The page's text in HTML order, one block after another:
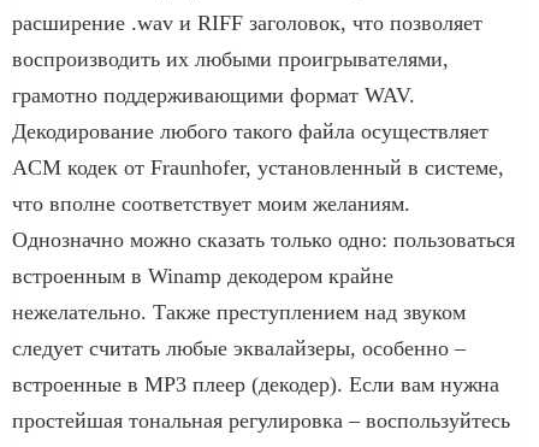
расширение .wav и RIFF заголовок, что позволяет
воспроизводить их любыми проигрывателями,
грамотно поддерживающими формат WAV.
Декодирование любого такого файла осуществляет
ACM кодек от Fraunhofer, установленный в системе,
что вполне соответствует моим желаниям.
Однозначно можно сказать только одно: пользоваться
встроенным в Winamp декодером крайне
нежелательно. Также преступлением над звуком
следует считать любые эквалайзеры, особенно –
встроенные в MP3 плеер (декодер). Если вам нужна
простейшая тональная регулировка – воспользуйтесь